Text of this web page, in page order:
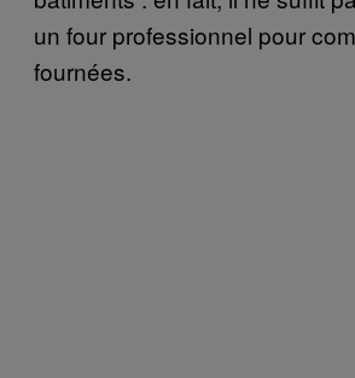
un four professionnel pour
fournées.